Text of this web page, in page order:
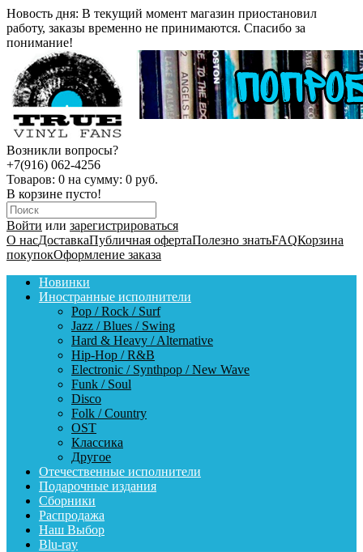
Новость дня: В текущий момент магазин приостановил
работу, заказы временно не принимаются. Спасибо за
понимание!
Возникли вопросы?
+7(916) 062-4256
Товаров: 0 на сумму: 0 руб.
В корзине пусто!
Войти или зарегистрироваться
О насДоставкаПубличная офертаПолезно знатьFAQКорзина
покупокОформление заказа
Новинки
Иностранные исполнители
Pop / Rock / Surf
Jazz / Blues / Swing
Hard & Heavy / Alternative
Hip-Hop / R&B
Electronic / Synthpop / New Wave
Funk / Soul
Disco
Folk / Country
OST
Классика
Другое
Отечественные исполнители
Подарочные издания
Сборники
Распродажа
Наш Выбор
Blu-ray